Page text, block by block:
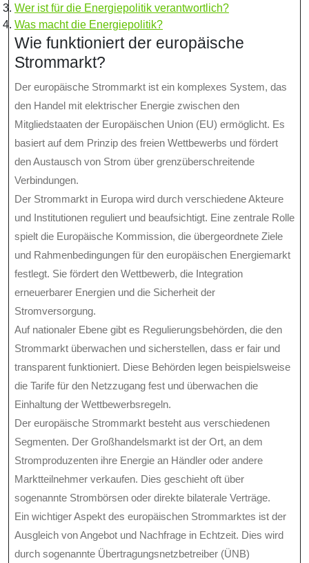
Wer ist für die Energiepolitik verantwortlich?
Was macht die Energiepolitik?
Wie funktioniert der europäische
Strommarkt?
Der europäische Strommarkt ist ein komplexes System, das
den Handel mit elektrischer Energie zwischen den
Mitgliedstaaten der Europäischen Union (EU) ermöglicht. Es
basiert auf dem Prinzip des freien Wettbewerbs und fördert
den Austausch von Strom über grenzüberschreitende
Verbindungen.
Der Strommarkt in Europa wird durch verschiedene Akteure
und Institutionen reguliert und beaufsichtigt. Eine zentrale Rolle
spielt die Europäische Kommission, die übergeordnete Ziele
und Rahmenbedingungen für den europäischen Energiemarkt
festlegt. Sie fördert den Wettbewerb, die Integration
erneuerbarer Energien und die Sicherheit der
Stromversorgung.
Auf nationaler Ebene gibt es Regulierungsbehörden, die den
Strommarkt überwachen und sicherstellen, dass er fair und
transparent funktioniert. Diese Behörden legen beispielsweise
die Tarife für den Netzzugang fest und überwachen die
Einhaltung der Wettbewerbsregeln.
Der europäische Strommarkt besteht aus verschiedenen
Segmenten. Der Großhandelsmarkt ist der Ort, an dem
Stromproduzenten ihre Energie an Händler oder andere
Marktteilnehmer verkaufen. Dies geschieht oft über
sogenannte Strombörsen oder direkte bilaterale Verträge.
Ein wichtiger Aspekt des europäischen Strommarktes ist der
Ausgleich von Angebot und Nachfrage in Echtzeit. Dies wird
durch sogenannte Übertragungsnetzbetreiber (ÜNB)